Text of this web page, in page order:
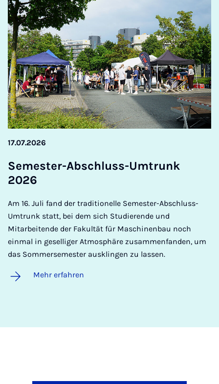
17.07.2026
Se­mes­ter-Ab­schluss-Um­trunk
2026
Am 16. Juli fand der traditionelle Semester-Abschluss-
Umtrunk statt, bei dem sich Studierende und
Mitarbeitende der Fakultät für Maschinenbau noch
einmal in geselliger Atmosphäre zusammenfanden, um
das Sommersemester ausklingen zu lassen.
Mehr erfahren